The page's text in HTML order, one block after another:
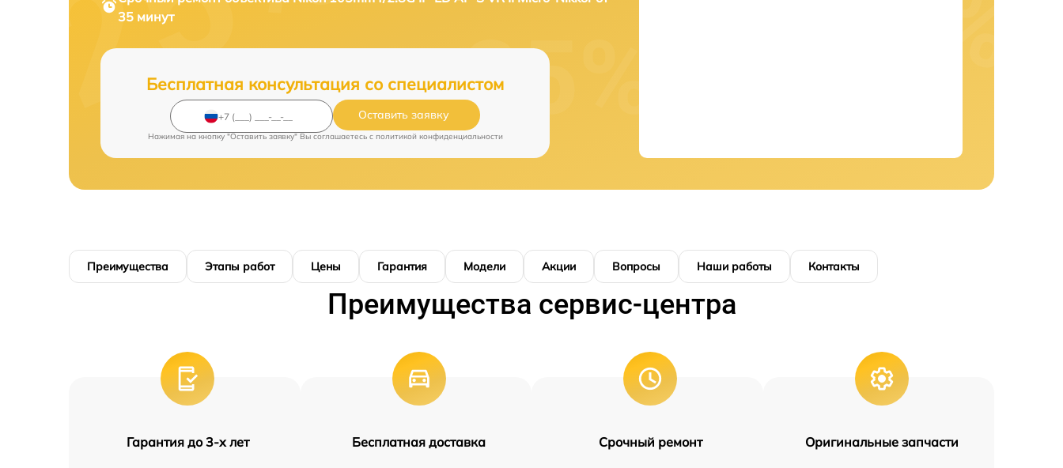
35 минут
Бесплатная консультация со специалистом
Оставить заявку
Нажимая на кнопку "Оставить заявку" Вы соглашаетесь c политикой конфиденциальности
Преимущества Этапы работ Цены Гарантия Модели Акции Вопросы Наши работы Контакты
Преимущества сервис-центра
Гарантия до 3-х лет Бесплатная доставка Срочный ремонт Оригинальные запчасти